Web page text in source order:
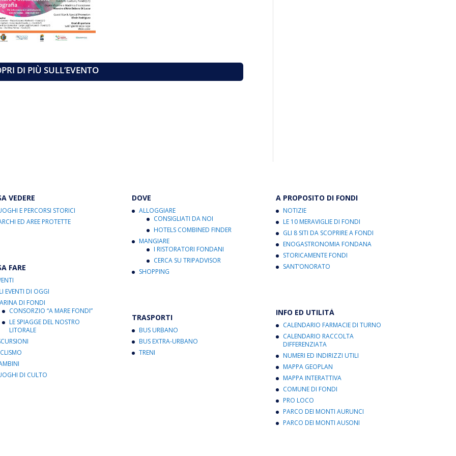
DI PIÙ SULL’EVENTO
VEDERE
E PERCORSI STORICI
ED AREE PROTETTE
FARE
EVENTI DI OGGI
DI FONDI
CONSORZIO “A MARE FONDI”
LE SPIAGGE DEL NOSTRO
LITORALE
DI CULTO
DOVE
ALLOGGIARE
CONSIGLIATI DA NOI
HOTELS COMBINED FINDER
MANGIARE
I RISTORATORI FONDANI
CERCA SU TRIPADVISOR
SHOPPING
TRASPORTI
BUS URBANO
BUS EXTRA-URBANO
TRENI
A PROPOSITO DI FONDI
NOTIZIE
LE 10 MERAVIGLIE DI FONDI
GLI 8 SITI DA SCOPRIRE A FONDI
ENOGASTRONOMIA FONDANA
STORICAMENTE FONDI
SANT’ONORATO
INFO ED UTILITÀ
CALENDARIO FARMACIE DI TURNO
CALENDARIO RACCOLTA
DIFFERENZIATA
NUMERI ED INDIRIZZI UTILI
MAPPA GEOPLAN
MAPPA INTERATTIVA
COMUNE DI FONDI
PRO LOCO
PARCO DEI MONTI AURUNCI
PARCO DEI MONTI AUSONI